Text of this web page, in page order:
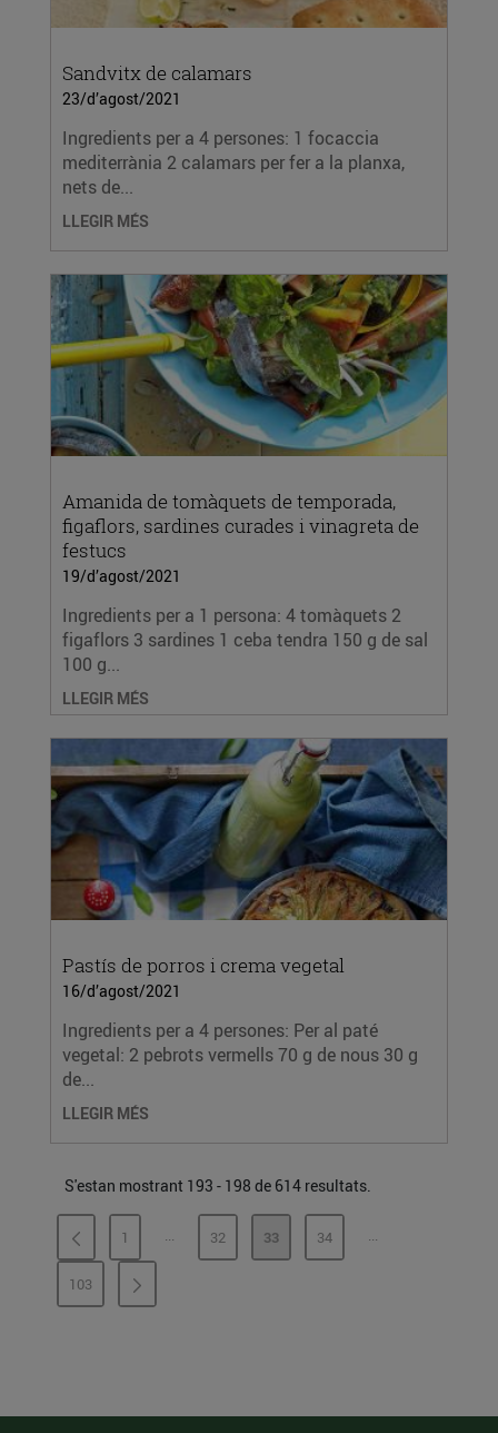
Sandvitx de calamars
23/d’agost/2021
Ingredients per a 4 persones: 1 focaccia
mediterrània 2 calamars per fer a la planxa,
nets de...
LLEGIR MÉS
Amanida de tomàquets de temporada,
figaflors, sardines curades i vinagreta de
festucs
19/d’agost/2021
Ingredients per a 1 persona: 4 tomàquets 2
figaflors 3 sardines 1 ceba tendra 150 g de sal
100 g...
LLEGIR MÉS
Pastís de porros i crema vegetal
16/d’agost/2021
Ingredients per a 4 persones: Per al paté
vegetal: 2 pebrots vermells 70 g de nous 30 g
de...
LLEGIR MÉS
S'estan mostrant 193 - 198 de 614 resultats.
PÀGINA
1 ...PÀGINES INTERMÈDIES
PÀGINA
32 PÀGINA
33 PÀGINA
34 ...PÀGINES
PÀGINA
103